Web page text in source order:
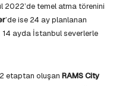
2022’de temel atma törenini
’de ise 24 ay planlanan
ayda İstanbul severlerle
etaptan oluşan RAMS City